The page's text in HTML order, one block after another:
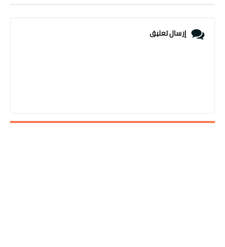
إرسال تعليق